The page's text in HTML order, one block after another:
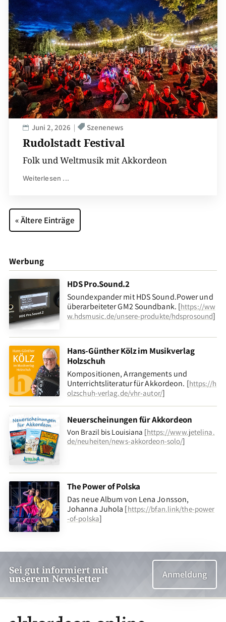
Rudolstadt Festival
Juni 2, 2026 Szenenews
Folk und Weltmusik mit Akkordeon
Weiterlesen ...
« Ältere Einträge
Werbung
HDS Pro.Sound.2
Soundexpander mit HDS Sound.Power und
überarbeiteter GM2 Soundbank. [https://ww
w.hdsmusic.de/unsere-produkte/hdsprosound]
Hans-Günther Kölz im Musikverlag
Holzschuh
Kompositionen, Arrangements und
Unterrichtsliteratur für Akkordeon. [https://h
olzschuh-verlag.de/vhr-autor/]
Neuerscheinungen für Akkordeon
Von Brazil bis Louisiana [https://www.jetelina.
de/neuheiten/news-akkordeon-solo/]
The Power of Polska
Das neue Album von Lena Jonsson,
Johanna Juhola [https://bfan.link/the-power
-of-polska]
Sei gut informiert mit
unserem Newsletter Anmeldung